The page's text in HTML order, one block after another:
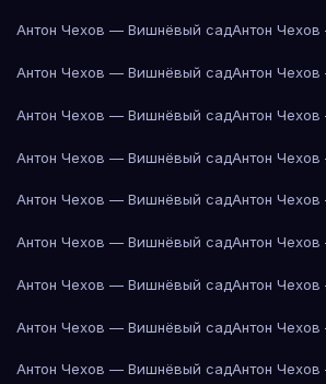
Антон Чехов — Вишнёвый садАнтон
Антон Чехов — Вишнёвый садАнтон
Антон Чехов — Вишнёвый садАнтон
Антон Чехов — Вишнёвый садАнтон
Антон Чехов — Вишнёвый садАнтон
Антон Чехов — Вишнёвый садАнтон
Антон Чехов — Вишнёвый садАнтон
Антон Чехов — Вишнёвый садАнтон
Антон Чехов — Вишнёвый садАнтон